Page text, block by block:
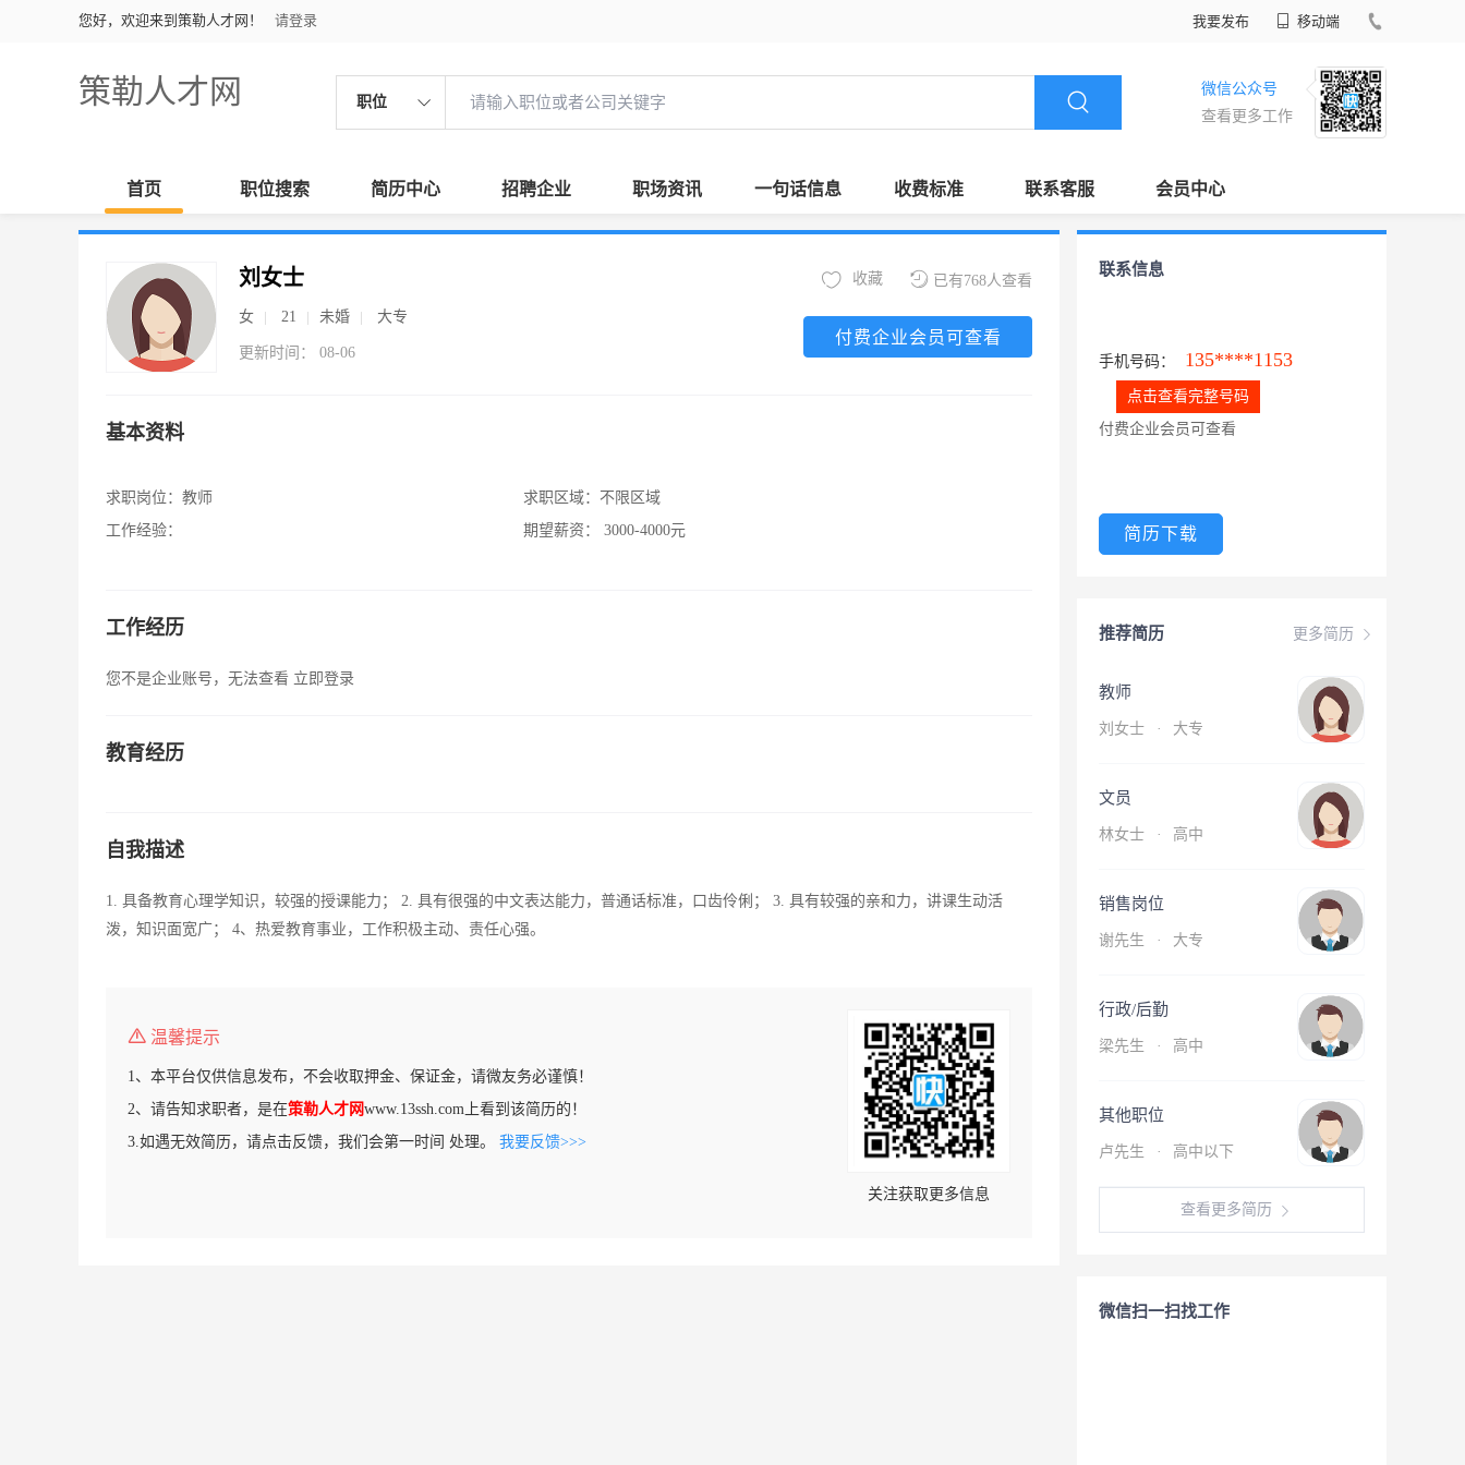
您好，欢迎来到策勒人才网！ 请登录 我要发布 移动端
策勒人才网 职位
微信公众号
查看更多工作
首页 职位搜索 简历中心 招聘企业 职场资讯 一句话信息 收费标准 联系客服 会员中心
刘女士
女 21 未婚 大专
更新时间： 08-06
已有768人查看
收藏
付费企业会员可查看
基本资料
求职岗位： 教师
工作经验：
求职区域： 不限区域
期望薪资：
3000-4000元
工作经历
您不是企业账号，无法查看 立即登录
教育经历
自我描述
1. 具备教育心理学知识，较强的授课能力； 2. 具有很强的中文表达能力，普通话标准，口齿伶俐； 3. 具有较强的亲和力，讲课生动活
泼，知识面宽广； 4、热爱教育事业，工作积极主动、责任心强。
温馨提示
1、本平台仅供信息发布，不会收取押金、保证金，请微友务必谨慎！
2、请告知求职者，是在策勒人才网www.13ssh.com上看到该简历的！
3.如遇无效简历，请点击反馈，我们会第一时间 处理。 我要反馈>>>
关注获取更多信息
联系信息
手机号码： 135****1153
点击查看完整号码
付费企业会员可查看
简历下载
更多简历
推荐简历
教师
刘女士 · 大专
文员
林女士 · 高中
销售岗位
谢先生 · 大专
行政/后勤
梁先生 · 高中
其他职位
卢先生 · 高中以下
查看更多简历
微信扫一扫找工作